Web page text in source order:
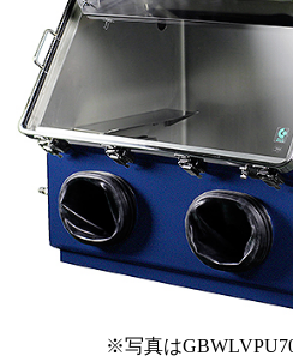
※写真は